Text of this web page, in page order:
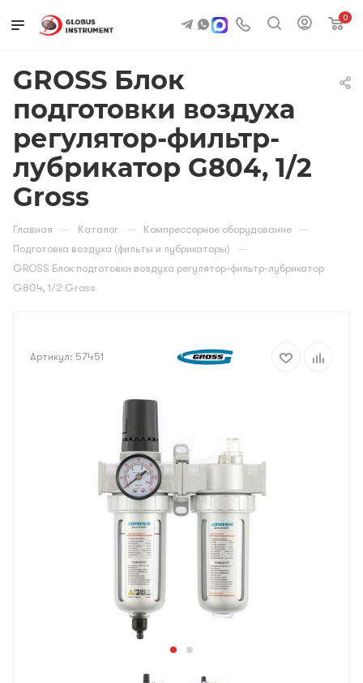
0
GROSS Блок
подготовки воздуха
регулятор-фильтр-
лубрикатор G804, 1/2
Gross
Главная — Каталог — Компрессорное оборудование —
Подготовка воздуха (фильты и лубрикаторы) —
GROSS Блок подготовки воздуха регулятор-фильтр-лубрикатор
G804, 1/2 Gross
Артикул: 57451